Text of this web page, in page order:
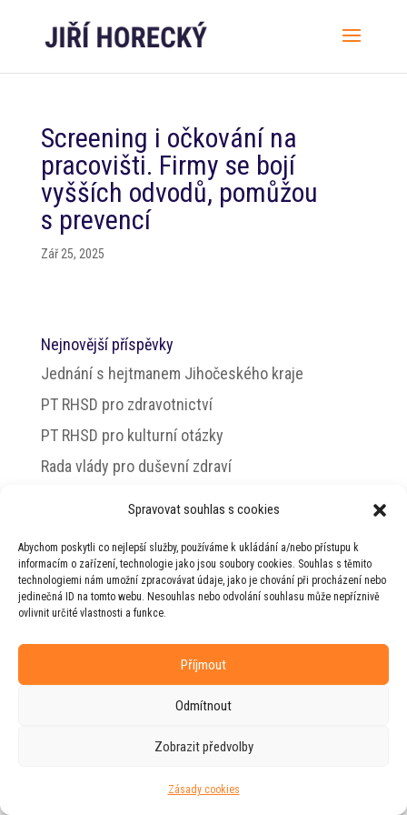
Spravovat souhlas s cookies
Abychom poskytli co nejlepší služby, používáme k ukládání a/nebo přístupu k
informacím o zařízení, technologie jako jsou soubory cookies. Souhlas s těmito
technologiemi nám umožní zpracovávat údaje, jako je chování při procházení nebo
jedinečná ID na tomto webu. Nesouhlas nebo odvolání souhlasu může nepříznivě
ovlivnit určité vlastnosti a funkce.
Příjmout
Odmítnout
Zobrazit předvolby
Zásady cookies
Screening i očkování na
pracovišti. Firmy se bojí
vyšších odvodů, pomůžou
s prevencí
Zář 25, 2025
Nejnovější příspěvky
Jednání s hejtmanem Jihočeského kraje
PT RHSD pro zdravotnictví
PT RHSD pro kulturní otázky
Rada vlády pro duševní zdraví
© 2026 Jiří Horecký – Osobní stránky Jiřího
Horeckého
Web vytvořila firma